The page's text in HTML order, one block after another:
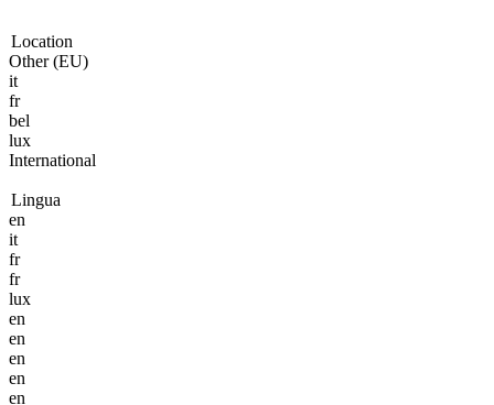
Location
Other (EU)
it
fr
bel
lux
International
Lingua
en
it
fr
fr
lux
en
en
en
en
en